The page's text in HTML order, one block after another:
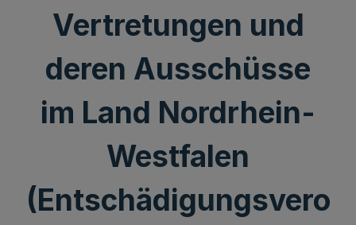
Vertretungen und
deren Ausschüsse
im Land Nordrhein-
Westfalen
(Entschädigungsvero